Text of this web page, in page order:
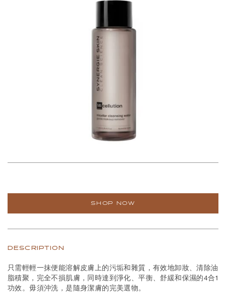
SHOP NOW
DESCRIPTION
只需輕輕一抹便能溶解皮膚上的污垢和雜質，有效地卸妝、清除油
脂積聚，完全不損肌膚，同時達到淨化、平衡、舒緩和保濕的4合1
功效。毋須沖洗，是隨身潔膚的完美選物。